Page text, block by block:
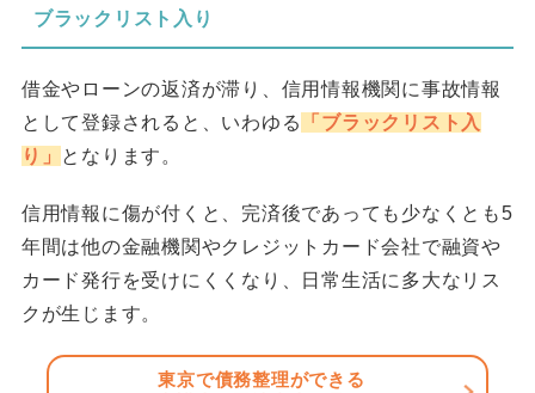
ブラックリスト入り
借金やローンの返済が滞り、信用情報機関に事故情報
として登録されると、いわゆる
「ブラックリスト入
り」 となります。
信用情報に傷が付くと、完済後であっても少なくとも5
年間は他の金融機関やクレジットカード会社で融資や
カード発行を受けにくくなり、日常生活に多大なリス
クが生じます。
東京で債務整理ができる